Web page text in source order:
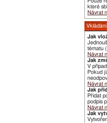
které
Návrat
Jak
tématu
Návrat
Jak
V
Pokud
Návrat
Jak
Přidat
podpis
Návrat
Jak